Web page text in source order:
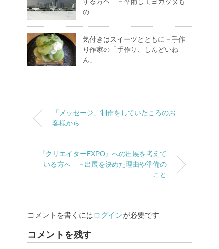
の
気付きはスイーツとともに－手作
り作家の「手作り、しんどいね
ん」
「メッセージ」制作をしていたころのお
客様から
『クリエイターEXPO』への出展を考えて
いる方へ －出展を決めた理由や準備の
こと
コメントを書くにはログインが必要です
コメントを残す